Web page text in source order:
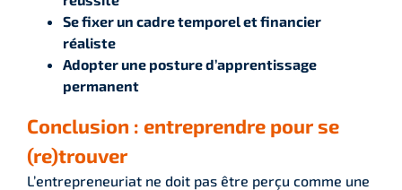
Se fixer un cadre temporel et financier
réaliste
Adopter une posture d’apprentissage
permanent
Conclusion : entreprendre pour se
(re)trouver
L’entrepreneuriat ne doit pas être perçu comme une